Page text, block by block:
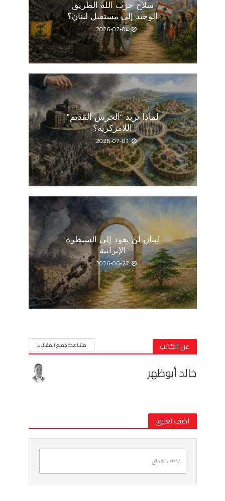
سلاح حزب الله الطريق
الوحيد إلى مستقبل لبنان؟
2026-07-04
لماذا يريد “الحرس القديم”
اللامركزية؟
2026-07-01
لبنان لن يعود إلى السيطرة
الإيرانية
2026-06-27
عن الكاتب مشاهدة جميع المقالات
خالد أبوظهر
اضف تعليق
اضف تعليق